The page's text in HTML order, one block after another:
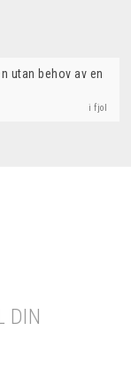
utan behov av en
i fjol
DIN